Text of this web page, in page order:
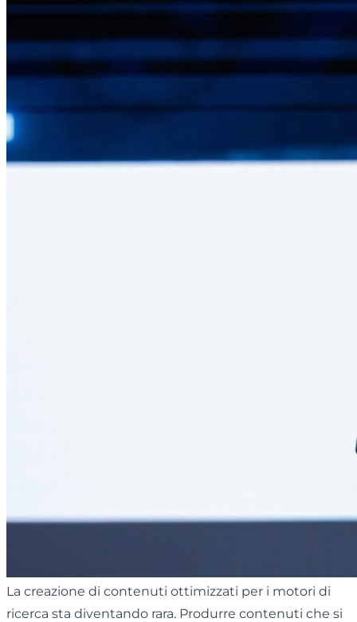
La creazione di contenuti ottimizzati per i motori di
ricerca sta diventando rara. Produrre contenuti che si